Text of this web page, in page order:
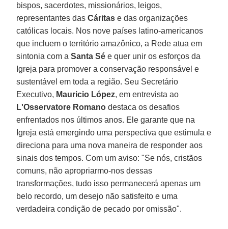
bispos, sacerdotes, missionários, leigos,
representantes dasCáritas e das organizações
católicas locais. Nos nove países latino-americanos
que incluem o território amazônico, a Rede atua em
sintonia com aSanta Sé e quer unir os esforços da
Igreja para promover a conservação responsável e
sustentável em toda a região. Seu Secretário
Executivo, Mauricio López, em entrevista ao
L'Osservatore Romano destaca os desafios
enfrentados nos últimos anos. Ele garante que na
Igreja está emergindo uma perspectiva que estimula e
direciona para uma nova maneira de responder aos
sinais dos tempos. Com um aviso: "Se nós, cristãos
comuns, não apropriarmo-nos dessas
transformações, tudo isso permanecerá apenas um
belo recordo, um desejo não satisfeito e uma
verdadeira condição de pecado por omissão".